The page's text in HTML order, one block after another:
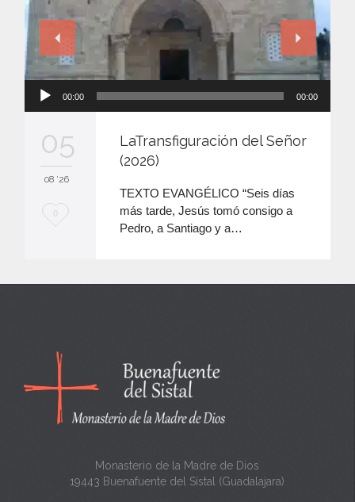
00:00 00:00
05
08 '26
M
n
a
0
LaTransfiguración del Señor
(2026)
TEXTO EVANGÉLICO “Seis días
más tarde, Jesús tomó consigo a
Pedro, a Santiago y a…
Monasterio de la Madre de Dios
19443 Buenafuente del Sistal (Guadalajara)